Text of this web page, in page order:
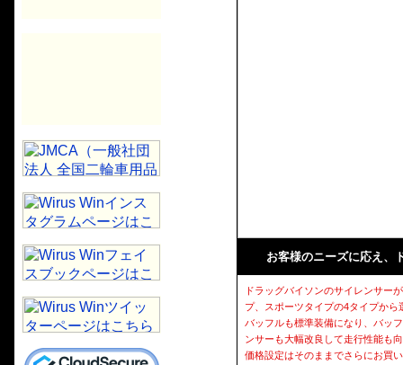
お客様のニーズに応え、
ドラッグバイソンのサイレンサー
プ、スポーツタイプの4タイプか
バッフルも標準装備になり、バッ
ンサーも大幅改良して走行性能も
価格設定はそのままでさらにお買